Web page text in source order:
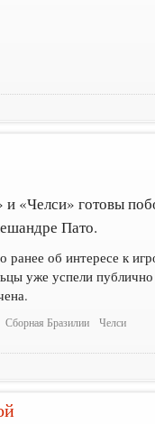
и «Челси» готовы
Пато.
об интересе к
уже успели
Сборная Бразилии
Челси